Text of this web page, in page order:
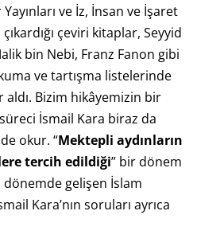
ve İz, İnsan ve İşaret
çıkardığı çeviri kitaplar, Seyyid
bin Nebi, Franz Fanon gibi
ve tartışma listelerinde
aldı. Bizim hikâyemizin bir
İsmail Kara biraz da
okur. “Mektepli aydınların
tercih edildiği” bir dönem
gelişen İslam
Kara’nın soruları ayrıca